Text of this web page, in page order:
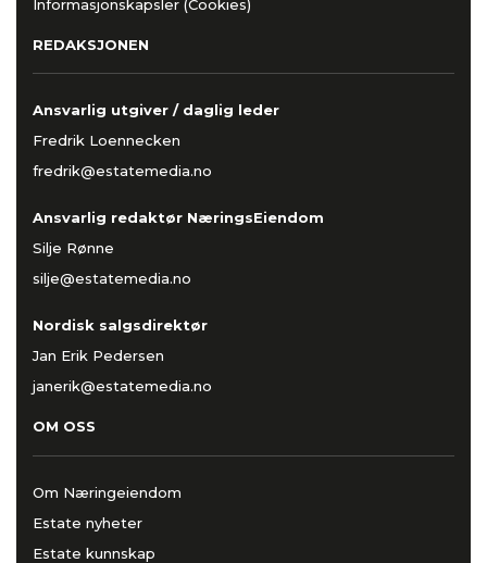
Informasjonskapsler (Cookies)
REDAKSJONEN
Ansvarlig utgiver / daglig leder
Fredrik Loennecken
fredrik@estatemedia.no
Ansvarlig redaktør NæringsEiendom
Silje Rønne
silje@estatemedia.no
Nordisk salgsdirektør
Jan Erik Pedersen
janerik@estatemedia.no
OM OSS
Om Næringeiendom
Estate nyheter
Estate kunnskap